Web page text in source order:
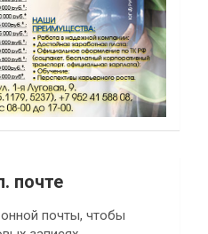
почте
почты, чтобы